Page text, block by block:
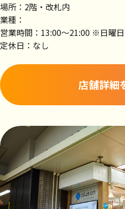
場所：2階・改札内
業種：
営業時間：13:00～21:00 ※日曜
定休日：なし
店舗詳細